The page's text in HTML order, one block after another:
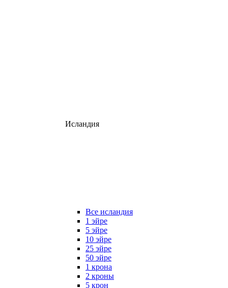
Исландия
Все исландия
1 эйре
5 эйре
10 эйре
25 эйре
50 эйре
1 крона
2 кроны
5 крон